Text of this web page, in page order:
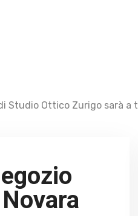
Studio Ottico Zurigo sarà a